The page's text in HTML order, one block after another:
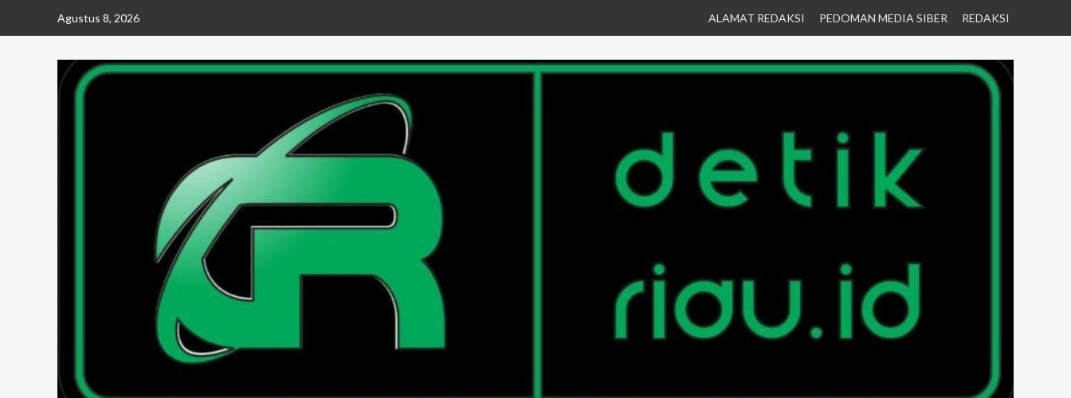
Agustus 8, 2026 ALAMAT REDAKSI PEDOMAN MEDIA SIBER REDAKSI